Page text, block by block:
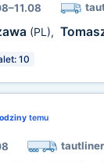
(PL),
10
temu
tautliner